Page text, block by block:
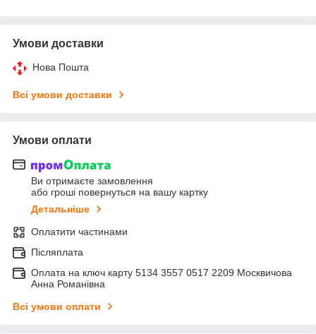
Умови доставки
Нова Пошта
Всі умови доставки
Умови оплати
Ви отримаєте замовлення
або гроші повернуться на вашу картку
Детальніше
Оплатити частинами
Післяплата
Оплата на ключ карту 5134 3557 0517 2209 Москвичова
Анна Романівна
Всі умови оплати